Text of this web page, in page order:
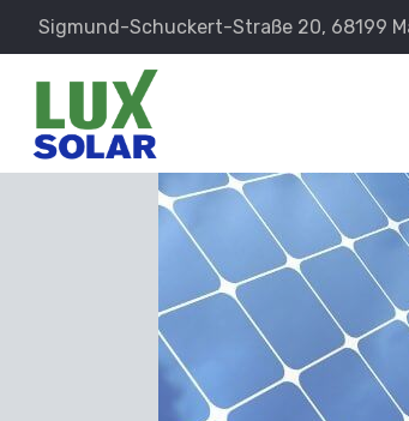
Sigmund-Schuckert-Straße 20, 68199